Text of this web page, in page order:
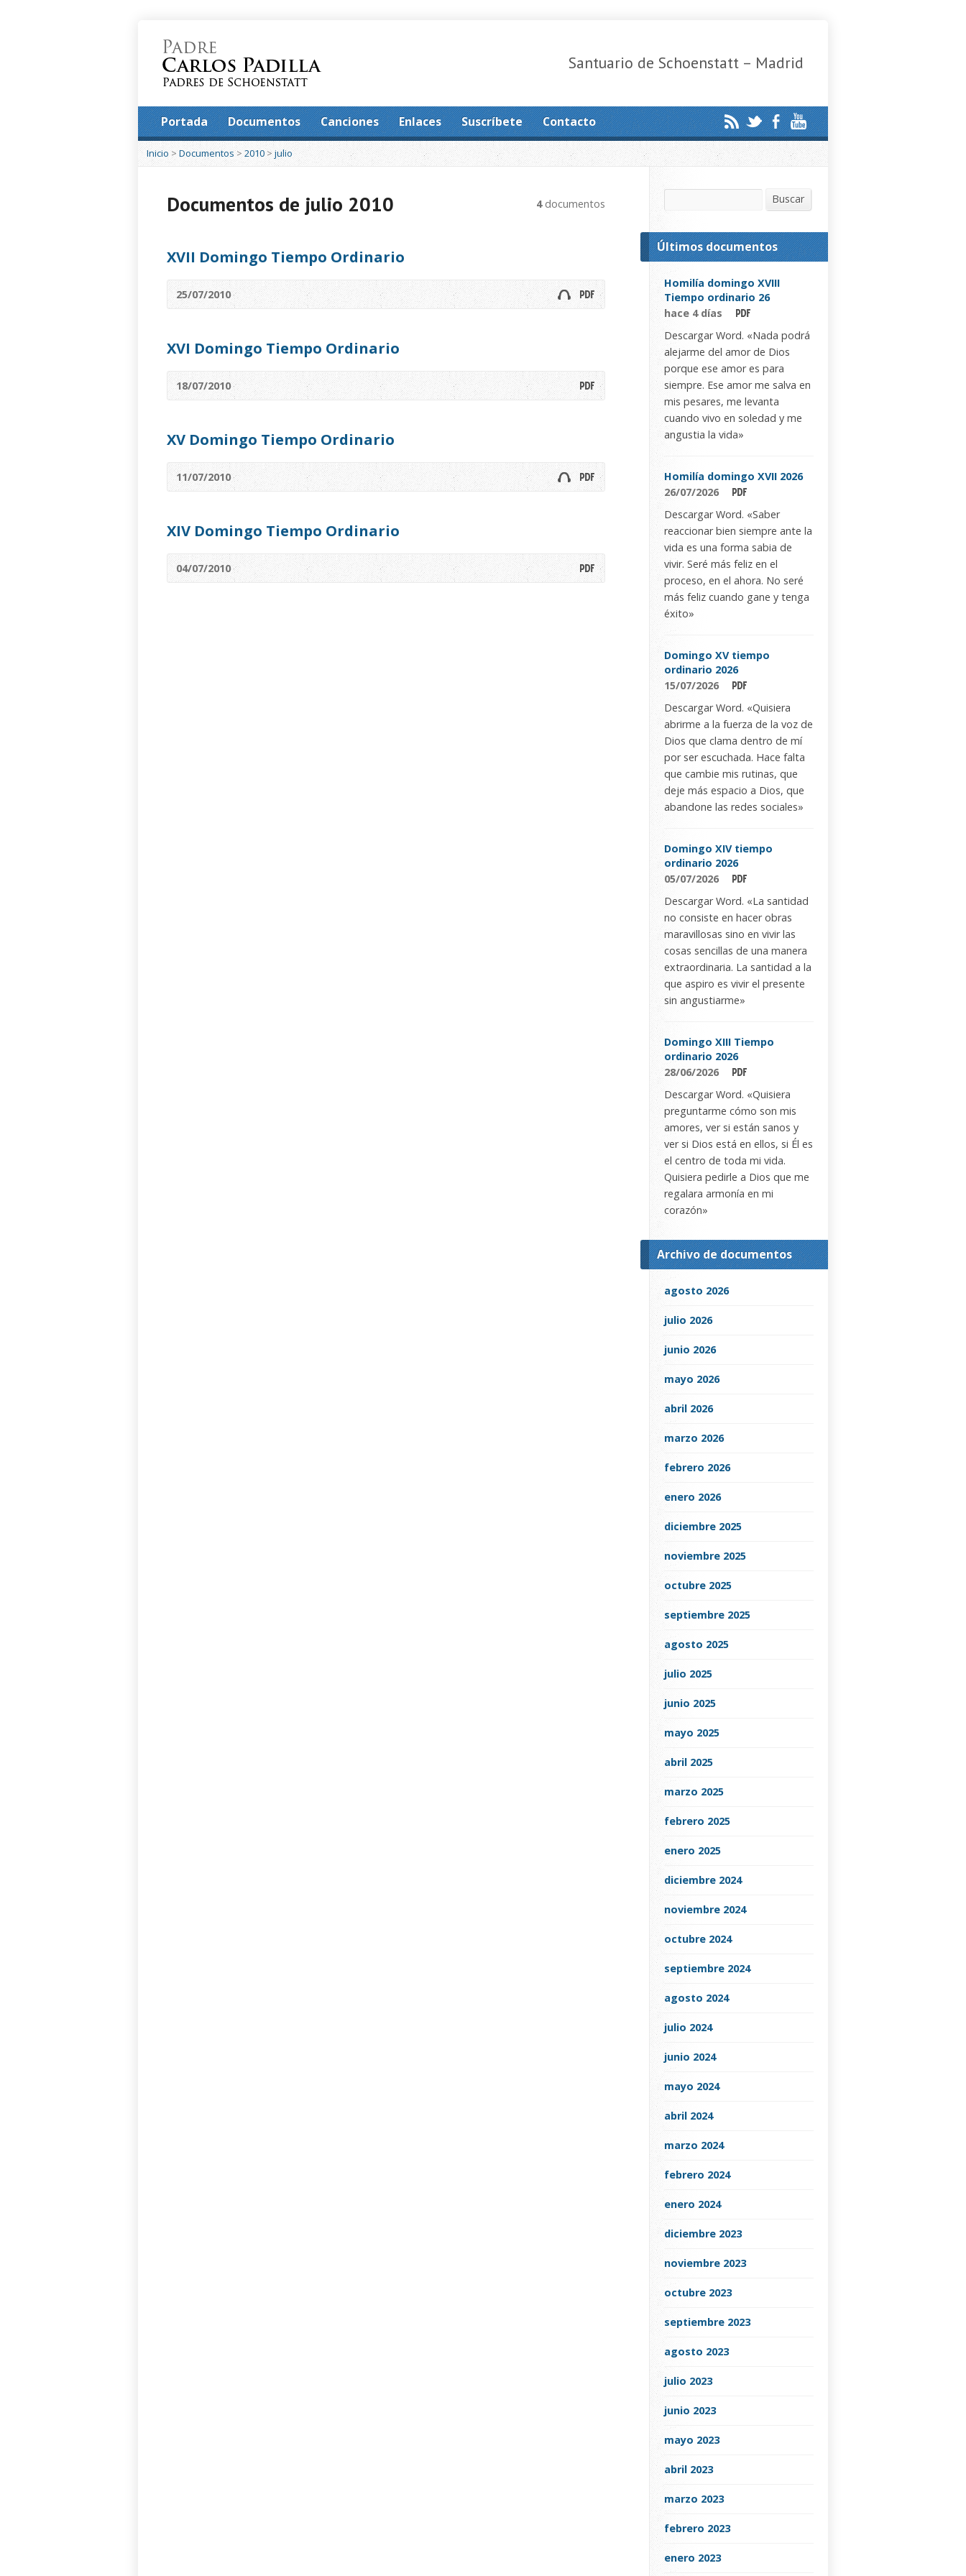
Santuario de Schoenstatt – Madrid
Portada Documentos Canciones Enlaces Suscríbete Contacto
Inicio >Documentos> 2010> julio
Documentos de julio 2010 4documentos
XVII Domingo Tiempo Ordinario
25/07/2010
XVI Domingo Tiempo Ordinario
18/07/2010
XV Domingo Tiempo Ordinario
11/07/2010
XIV Domingo Tiempo Ordinario
04/07/2010
Buscar
Últimos documentos
Homilía domingo XVIII
Tiempo ordinario 26
hace 4 días
Descargar Word. «Nada podrá
alejarme del amor de Dios
porque ese amor es para
siempre. Ese amor me salva en
mis pesares, me levanta
cuando vivo en soledad y me
angustia la vida»
Homilía domingo XVII 2026
26/07/2026
Descargar Word. «Saber
reaccionar bien siempre ante la
vida es una forma sabia de
vivir. Seré más feliz en el
proceso, en el ahora. No seré
más feliz cuando gane y tenga
éxito»
Domingo XV tiempo
ordinario 2026
15/07/2026
Descargar Word. «Quisiera
abrirme a la fuerza de la voz de
Dios que clama dentro de mí
por ser escuchada. Hace falta
que cambie mis rutinas, que
deje más espacio a Dios, que
abandone las redes sociales»
Domingo XIV tiempo
ordinario 2026
05/07/2026
Descargar Word. «La santidad
no consiste en hacer obras
maravillosas sino en vivir las
cosas sencillas de una manera
extraordinaria. La santidad a la
que aspiro es vivir el presente
sin angustiarme»
Domingo XIII Tiempo
ordinario 2026
28/06/2026
Descargar Word. «Quisiera
preguntarme cómo son mis
amores, ver si están sanos y
ver si Dios está en ellos, si Él es
el centro de toda mi vida.
Quisiera pedirle a Dios que me
regalara armonía en mi
corazón»
Archivo de documentos
agosto 2026
julio 2026
junio 2026
mayo 2026
abril 2026
marzo 2026
febrero 2026
enero 2026
diciembre 2025
noviembre 2025
octubre 2025
septiembre 2025
agosto 2025
julio 2025
junio 2025
mayo 2025
abril 2025
marzo 2025
febrero 2025
enero 2025
diciembre 2024
noviembre 2024
octubre 2024
septiembre 2024
agosto 2024
julio 2024
junio 2024
mayo 2024
abril 2024
marzo 2024
febrero 2024
enero 2024
diciembre 2023
noviembre 2023
octubre 2023
septiembre 2023
agosto 2023
julio 2023
junio 2023
mayo 2023
abril 2023
marzo 2023
febrero 2023
enero 2023